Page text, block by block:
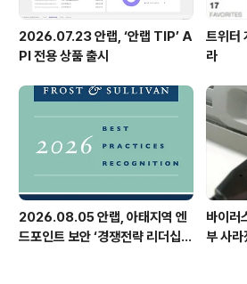
2026.07.23 안랩, ‘안랩 TIP’ A
PI 전용 상품 출시
트위터
라
2026.08.05 안랩, 아태지역 엔
드포인트 보안 ‘경쟁전략 리더십’
바이러
부 사